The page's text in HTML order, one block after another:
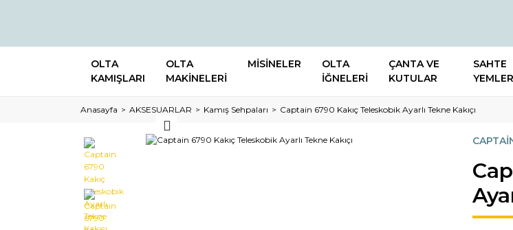
OLTA
KAMIŞLARI
OLTA
MAKİNELERİ
MİSİNELER
OLTA
İĞNELERİ
ÇANTA VE
KUTULAR
SAHTE
YEMLER
Anasayfa AKSESUARLAR Kamış Sehpaları Captain 6790 Kakıç Teleskobik Ayarlı Tekne Kakıçı